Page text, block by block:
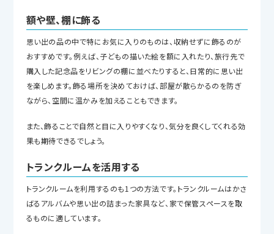
額や壁、棚に飾る
思い出の品の中で特にお気に入りのものは、収納せずに飾るのが
おすすめです。例えば、子どもの描いた絵を額に入れたり、旅行先で
購入した記念品をリビングの棚に並べたりすると、日常的に思い出
を楽しめます。飾る場所を決めておけば、部屋が散らかるのを防ぎ
ながら、空間に温かみを加えることもできます。
また、飾ることで自然と目に入りやすくなり、気分を良くしてくれる効
果も期待できるでしょう。
トランクルームを活用する
トランクルームを利用するのも1つの方法です。トランクルームはかさ
ばるアルバムや思い出の詰まった家具など、家で保管スペースを取
るものに適しています。